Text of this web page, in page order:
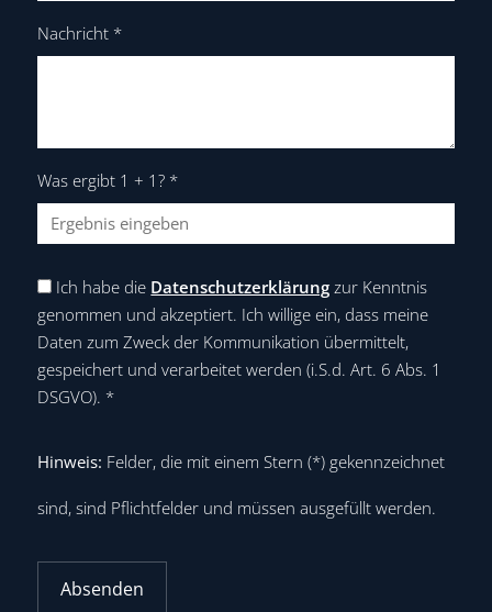
Nachricht *
Was ergibt 1 + 1? *
Ich habe die Datenschutzerklärung zur Kenntnis
genommen und akzeptiert. Ich willige ein, dass meine
Daten zum Zweck der Kommunikation übermittelt,
gespeichert und verarbeitet werden (i.S.d. Art. 6 Abs. 1
DSGVO). *
Hinweis: Felder, die mit einem Stern (*) gekennzeichnet
sind, sind Pflichtfelder und müssen ausgefüllt werden.
Absenden